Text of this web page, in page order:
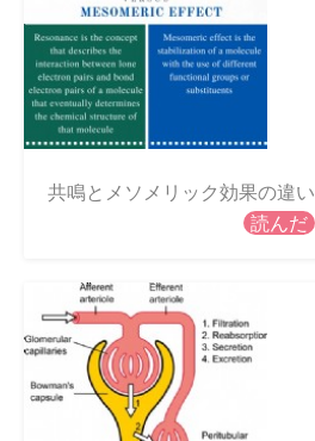
共鳴とメソメリック効果の違い
読んだ